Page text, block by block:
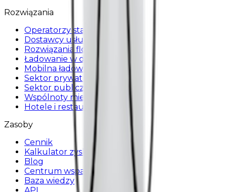
Rozwiązania
Operatorzy stacji ładowania
Dostawcy usług
Rozwiązania flotowe
Ładowanie w domu
Mobilna ładowarka
Sektor prywatny
Sektor publiczny
Wspólnoty mieszkaniowe
Hotele i restauracje
Zasoby
Cennik
Kalkulator zysku
Blog
Centrum wsparcia
Baza wiedzy